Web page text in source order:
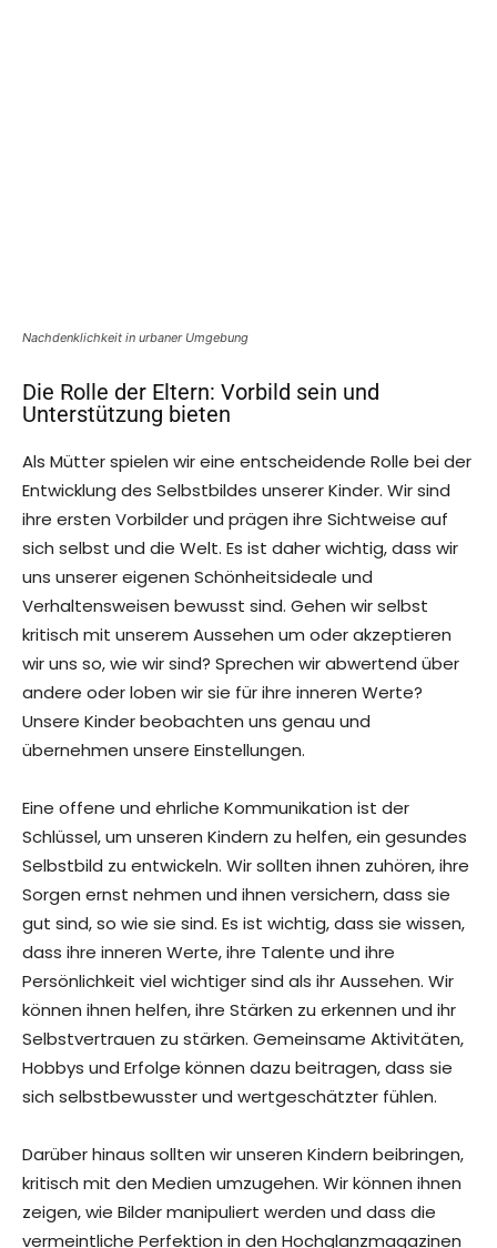
Nachdenklichkeit in urbaner Umgebung
Die Rolle der Eltern: Vorbild sein und
Unterstützung bieten
Als Mütter spielen wir eine entscheidende Rolle bei der
Entwicklung des Selbstbildes unserer Kinder. Wir sind
ihre ersten Vorbilder und prägen ihre Sichtweise auf
sich selbst und die Welt. Es ist daher wichtig, dass wir
uns unserer eigenen Schönheitsideale und
Verhaltensweisen bewusst sind. Gehen wir selbst
kritisch mit unserem Aussehen um oder akzeptieren
wir uns so, wie wir sind? Sprechen wir abwertend über
andere oder loben wir sie für ihre inneren Werte?
Unsere Kinder beobachten uns genau und
übernehmen unsere Einstellungen.
Eine offene und ehrliche Kommunikation ist der
Schlüssel, um unseren Kindern zu helfen, ein gesundes
Selbstbild zu entwickeln. Wir sollten ihnen zuhören, ihre
Sorgen ernst nehmen und ihnen versichern, dass sie
gut sind, so wie sie sind. Es ist wichtig, dass sie wissen,
dass ihre inneren Werte, ihre Talente und ihre
Persönlichkeit viel wichtiger sind als ihr Aussehen. Wir
können ihnen helfen, ihre Stärken zu erkennen und ihr
Selbstvertrauen zu stärken. Gemeinsame Aktivitäten,
Hobbys und Erfolge können dazu beitragen, dass sie
sich selbstbewusster und wertgeschätzter fühlen.
Darüber hinaus sollten wir unseren Kindern beibringen,
kritisch mit den Medien umzugehen. Wir können ihnen
zeigen, wie Bilder manipuliert werden und dass die
vermeintliche Perfektion in den Hochglanzmagazinen